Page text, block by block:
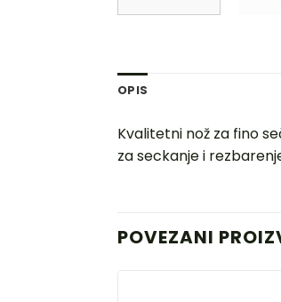
OPIS
Kvalitetni nož za fino
za seckanje i
POVEZANI